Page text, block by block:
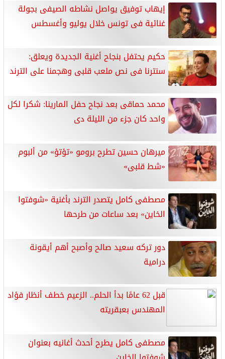
إيهاب توفيق يواصل نشاطه الصيفى بجولة
غنائية فى تونس خلال يوليو وأغسطس
حكيم يحتفل بنجاح أغنية الجديدة ويعلق:
سنترنا فى نص ملعب قلبى وهجمنا على الترند
محمد حماقى بعد نجاح حفل المارينا: شكرا لكل
واحد كان جزء من الليلة دى
ميرهان حسين تطرح برومو «تؤتؤ» من ألبوم
«شط قلبى»
مصطفى كامل يتصدر الترند بأغنية «شوفتوا
الخاين» بعد ساعات من طرحها
دور تركه سعيد صالح وأصبح أهم أيقونة
درامية
قبل 62 عامًا بدأ الحلم.. الزعيم خطف أنظار فؤاد
المهندس بعبقريته
مصطفى كامل يطرح أحدث أغانيه بعنوان